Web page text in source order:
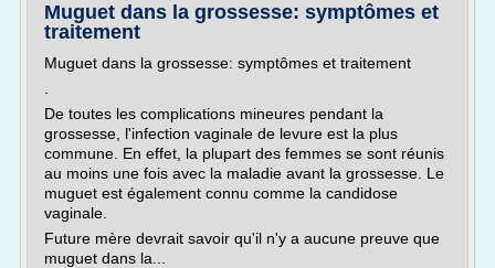
Muguet dans la grossesse: symptômes et
traitement
Muguet dans la grossesse: symptômes et traitement
De toutes les complications mineures pendant la
grossesse, l'infection vaginale de levure est la plus
commune. En effet, la plupart des femmes se sont réunis
au moins une fois avec la maladie avant la grossesse. Le
muguet est également connu comme la candidose
vaginale.
Future mère devrait savoir qu'il n'y a aucune preuve que
muguet dans la...